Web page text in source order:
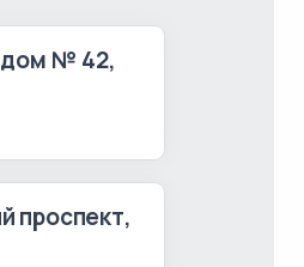
дом № 42,
проспект,